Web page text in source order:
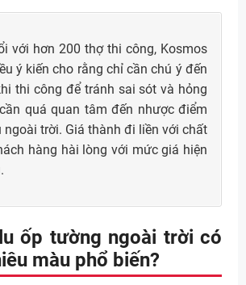
với hơn 200 thợ thi công, Kosmos
ý kiến cho rằng chỉ cần chú ý đến
thi công để tránh sai sót và hỏng
quá quan tâm đến nhược điểm
ngoài trời. Giá thành đi liền với chất
hàng hài lòng với mức giá hiện
ốp tường ngoài trời có
màu phổ biến?